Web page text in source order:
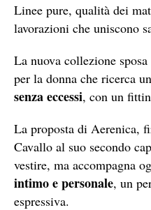
Linee pure, qualità dei
lavorazioni che uniscono
La nuova collezione
per la donna che ricerca un
senza eccessi, con un
La proposta di Aerenica,
Cavallo al suo secondo
vestire, ma accompagna
intimo e personale, un
espressiva.